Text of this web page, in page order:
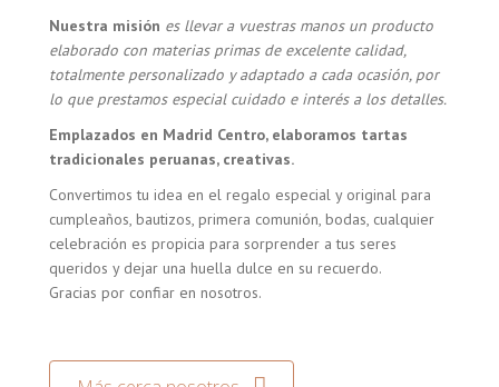
Nuestra misión es llevar a vuestras manos un producto
elaborado con materias primas de excelente calidad,
totalmente personalizado y adaptado a cada ocasión, por
lo que prestamos especial cuidado e interés a los detalles.
Emplazados en Madrid Centro, elaboramos tartas
tradicionales peruanas, creativas.
Convertimos tu idea en el regalo especial y original para
cumpleaños, bautizos, primera comunión, bodas, cualquier
celebración es propicia para sorprender a tus seres
queridos y dejar una huella dulce en su recuerdo.
Gracias por confiar en nosotros.